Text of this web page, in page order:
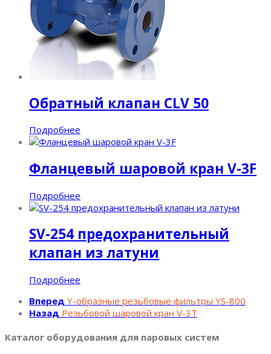
Обратный клапан CLV 50
Подробнее
Фланцевый шаровой кран V-3F
Подробнее
SV-254 предохранительный
клапан из латуни
Подробнее
Вперед Y-образные резьбовые фильтры YS-800
Назад Резьбовой шаровой кран V-3T
Каталог оборудования для паровых систем